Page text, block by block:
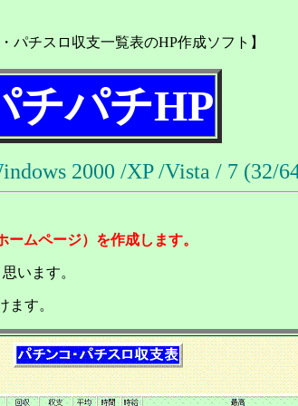
パチスロ収支一覧表のHP作成ソフト】
チパチHP
2000 /XP /Vista / 7 (32/
ームページ）を作成します。
います。
ます。